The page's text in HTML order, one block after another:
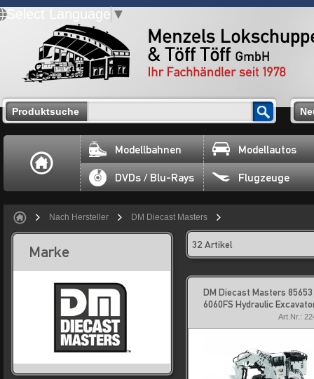
Select Language ▼
Produktsuche
Modellbahnen Modellautos
DVDs / Blu-Rays Flugzeuge
Nach Hersteller DM Diecast Masters
Marke 32 Artikel
DM Diecast Masters 85653
6060FS Hydraulic
Art.Nr.: